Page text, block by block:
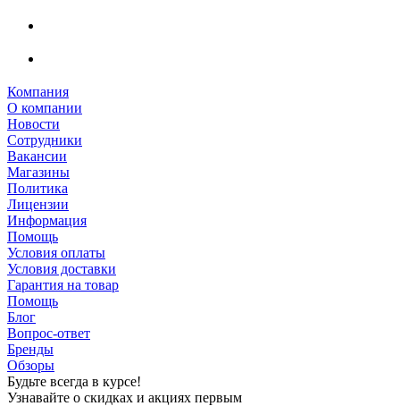
Компания
О компании
Новости
Сотрудники
Вакансии
Магазины
Политика
Лицензии
Информация
Помощь
Условия оплаты
Условия доставки
Гарантия на товар
Помощь
Блог
Вопрос-ответ
Бренды
Обзоры
Будьте всегда в курсе!
Узнавайте о скидках и акциях первым